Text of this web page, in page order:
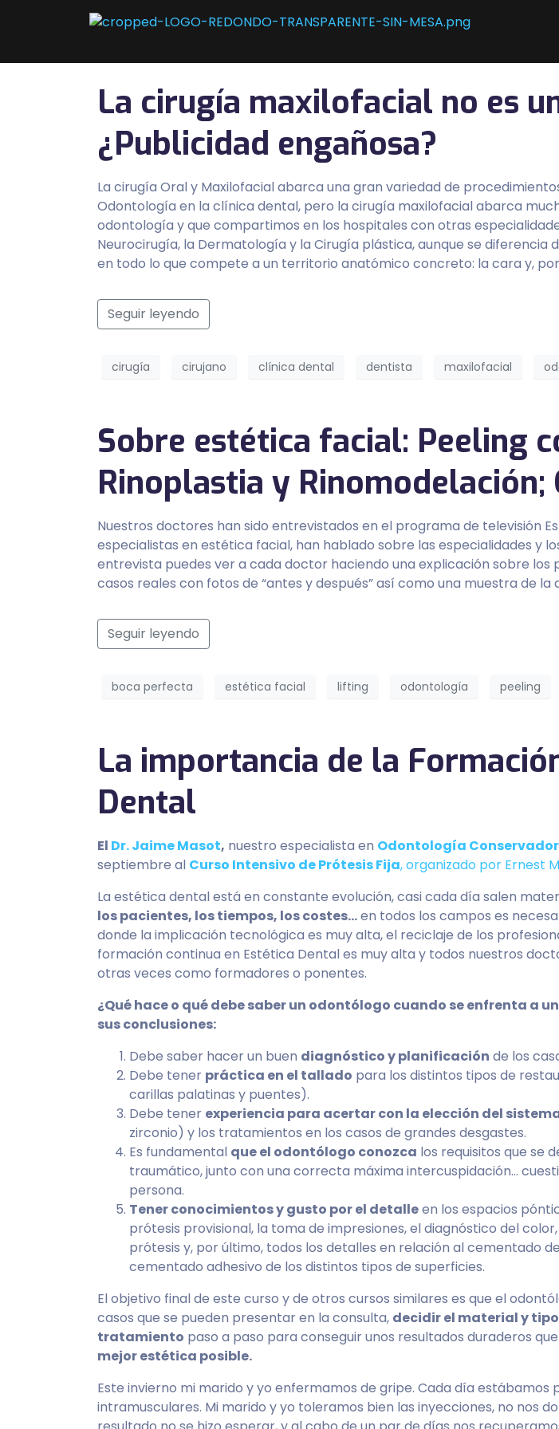
La cirugía maxilofacial no es
¿Publicidad engañosa?
La cirugía Oral y Maxilofacial abarca una gran variedad de
Odontología en la clínica dental, pero la cirugía maxilofacial abarca
odontología y que compartimos en los hospitales con otras
Neurocirugía, la Dermatología y la Cirugía plástica, aunque se
en todo lo que compete a un territorio anatómico concreto: la cara y,
Seguir leyendo
cirugía cirujano clínica dental dentista maxilofacial
Sobre estética facial: Peeling
Rinoplastia y
Nuestros doctores han sido entrevistados en el programa de televisión
especialistas en estética facial, han hablado sobre las especialidades y
entrevista puedes ver a cada doctor haciendo una explicación sobre
casos reales con fotos de “antes y después” así como una muestra de
Seguir leyendo
boca perfecta estética facial lifting odontología peeling
La importancia de la
Dental
El Dr. Jaime Masot, nuestro especialista en Odontología
septiembre al Curso Intensivo de Prótesis Fija, organizado por Ernest
La estética dental está en constante evolución, casi cada día salen
los pacientes, los tiempos, los costes…en todos los campos es
donde la implicación tecnológica es muy alta, el reciclaje de los
formación continua en Estética Dental es muy alta y todos nuestros
otras veces como formadores o ponentes.
¿Qué hace o qué debe saber un odontólogo cuando se enfrenta a
sus conclusiones:
Debe saber hacer un buen diagnóstico y planificación de los
Debe tener práctica en el tallado para los distintos tipos de
carillas palatinas y puentes).
Debe tener experiencia para acertar con la elección del
zirconio) y los tratamientos en los casos de grandes desgastes.
Es fundamental que el odontólogo conozca los requisitos que se
traumático, junto con una correcta máxima intercuspidación…
persona.
Tener conocimientos y gusto por el detalleen los espacios
prótesis provisional, la toma de impresiones, el diagnóstico del
prótesis y, por último, todos los detalles en relación al cementado
cementado adhesivo de los distintos tipos de superficies.
El objetivo final de este curso y de otros cursos similares es que el
casos que se pueden presentar en la consulta, decidir el material y
tratamiento paso a paso para conseguir unos resultados duraderos
mejor estética posible.
Este invierno mi marido y yo enfermamos de gripe. Cada día
intramusculares. Mi marido y yo toleramos bien las inyecciones, no nos